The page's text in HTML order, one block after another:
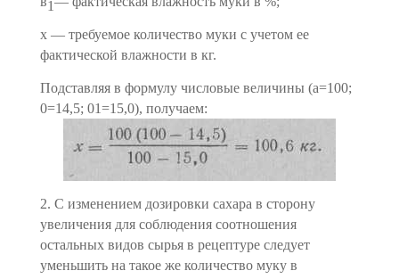
1
х — требуемое количество муки с учетом ее
фактической влажности в кг.
Подставляя в формулу числовые величины (а=100;
0=14,5; 01=15,0), получаем:
2. С изменением дозировки сахара в сторону
увеличения для соблюдения соотношения
остальных видов сырья в рецептуре следует
уменьшить на такое же количество муку в